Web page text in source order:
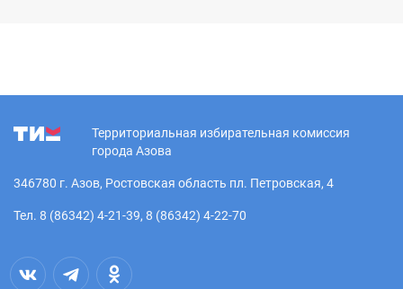
Территориальная избирательная комиссия
города Азова
346780 г. Азов, Ростовская область пл. Петровская, 4
Тел. 8 (86342) 4-21-39, 8 (86342) 4-22-70